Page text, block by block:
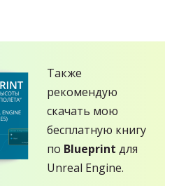
Также
рекомендую
скачать мою
бесплатную книгу
по Blueprint для
Unreal Engine.